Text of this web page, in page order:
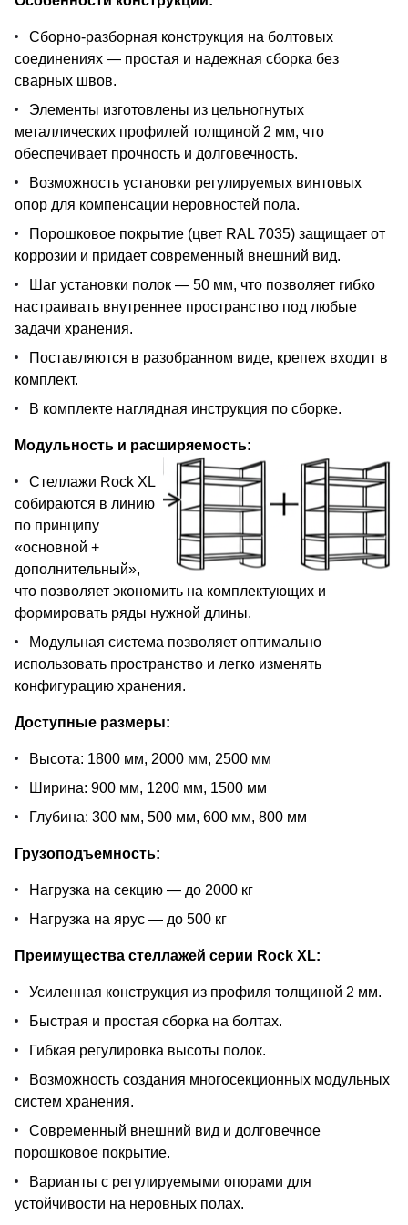
Сборно-разборная конструкция на болтовых
соединениях — простая и надежная сборка без
сварных швов.
Элементы изготовлены из цельногнутых
металлических профилей толщиной 2 мм, что
обеспечивает прочность и долговечность.
Возможность установки регулируемых винтовых
опор для компенсации неровностей пола.
Порошковое покрытие (цвет RAL 7035) защищает от
коррозии и придает современный внешний вид.
Шаг установки полок — 50 мм, что позволяет гибко
настраивать внутреннее пространство под любые
задачи хранения.
Поставляются в разобранном виде, крепеж входит в
комплект.
В комплекте наглядная инструкция по сборке.
Модульность и расширяемость:
Стеллажи Rock XL
собираются в линию
по принципу
«основной +
дополнительный»,
что позволяет экономить на комплектующих и
формировать ряды нужной длины.
Модульная система позволяет оптимально
использовать пространство и легко изменять
конфигурацию хранения.
Доступные размеры:
Высота: 1800 мм, 2000 мм, 2500 мм
Ширина: 900 мм, 1200 мм, 1500 мм
Глубина: 300 мм, 500 мм, 600 мм, 800 мм
Грузоподъемность:
Нагрузка на секцию — до 2000 кг
Нагрузка на ярус — до 500 кг
Преимущества стеллажей серии Rock XL:
Усиленная конструкция из профиля толщиной 2 мм.
Быстрая и простая сборка на болтах.
Гибкая регулировка высоты полок.
Возможность создания многосекционных модульных
систем хранения.
Современный внешний вид и долговечное
порошковое покрытие.
Варианты с регулируемыми опорами для
устойчивости на неровных полах.